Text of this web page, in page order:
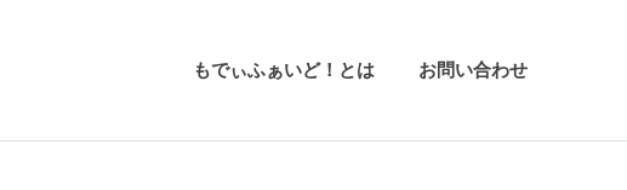
もでぃふぁいど！とは お問い合わせ